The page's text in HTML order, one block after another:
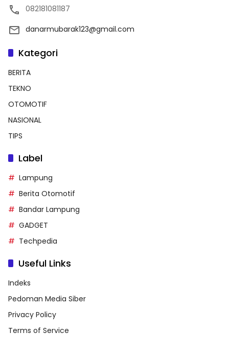
082181081187
danarmubarak123@gmail.com
Kategori
BERITA
TEKNO
OTOMOTIF
NASIONAL
TIPS
Label
Lampung
Berita Otomotif
Bandar Lampung
GADGET
Techpedia
Useful Links
Indeks
Pedoman Media Siber
Privacy Policy
Terms of Service